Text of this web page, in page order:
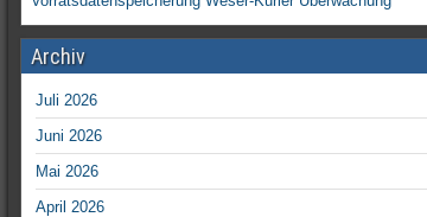
Archiv
Juli 2026
Juni 2026
Mai 2026
April 2026